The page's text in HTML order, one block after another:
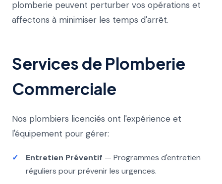
plomberie peuvent perturber vos opérations et
affectons à minimiser les temps d'arrêt.
Services de Plomberie
Commerciale
Nos plombiers licenciés ont l'expérience et
l'équipement pour gérer:
Entretien Préventif — Programmes d'entretien
réguliers pour prévenir les urgences.